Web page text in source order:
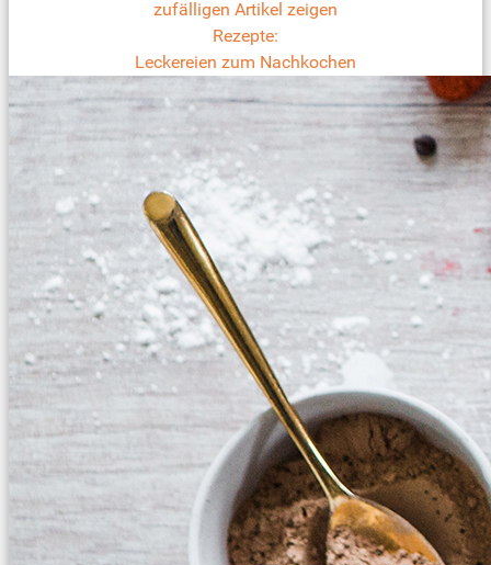
zufälligen Artikel zeigen
Rezepte:
Leckereien zum Nachkochen